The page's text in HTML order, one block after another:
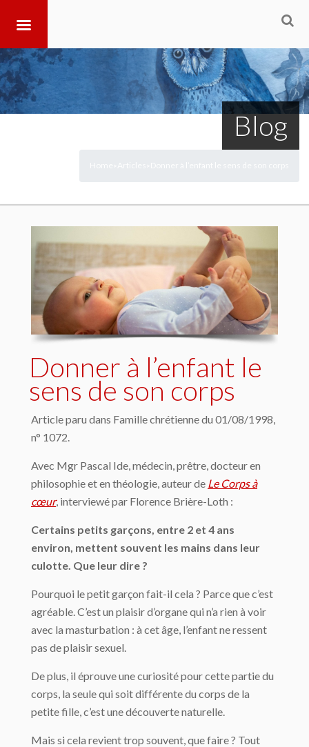
Blog
Donner à l’enfant le
sens de son corps
Article paru dans Famille chrétienne du 01/08/1998,
n° 1072.
Avec Mgr Pascal Ide, médecin, prêtre, docteur en
philosophie et en théologie, auteur de Le Corps à
cœur, interviewé par Florence Brière-Loth :
Certains petits garçons, entre 2 et 4 ans
environ, mettent souvent les mains dans leur
culotte. Que leur dire ?
Pourquoi le petit garçon fait-il cela ? Parce que c’est
agréable. C’est un plaisir d’organe qui n’a rien à voir
avec la masturbation : à cet âge, l’enfant ne ressent
pas de plaisir sexuel.
De plus, il éprouve une curiosité pour cette partie du
corps, la seule qui soit différente du corps de la
petite fille, c’est une découverte naturelle.
Mais si cela revient trop souvent, que faire ? Tout